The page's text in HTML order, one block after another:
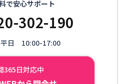
で安心サポート
302-190
平日 10:00-17:00
365日対応中